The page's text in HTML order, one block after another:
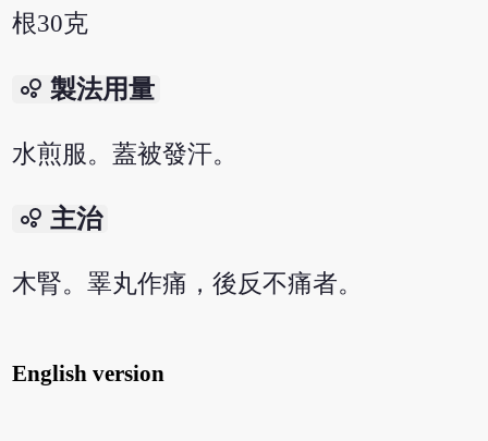
根30克
bubble_chart 製法用量
水煎服。蓋被發汗。
bubble_chart 主治
木腎。睪丸作痛，後反不痛者。
English version